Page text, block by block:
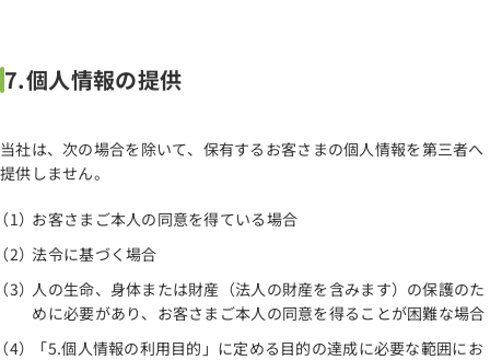
7.個人情報の提供
当社は、次の場合を除いて、保有するお客さまの個人情報を第三者へ
提供しません。
お客さまご本人の同意を得ている場合
法令に基づく場合
人の生命、身体または財産（法人の財産を含みます）の保護のた
めに必要があり、お客さまご本人の同意を得ることが困難な場合
「5.個人情報の利用目的」に定める目的の達成に必要な範囲にお